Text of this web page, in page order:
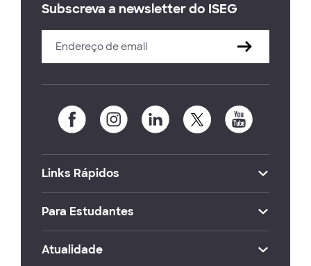
Subscreva a newsletter do ISEG
Links Rápidos
Para Estudantes
Atualidade